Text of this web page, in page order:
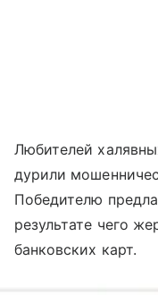
Любителей
дурили
Победителю
результате чего
банковских карт.